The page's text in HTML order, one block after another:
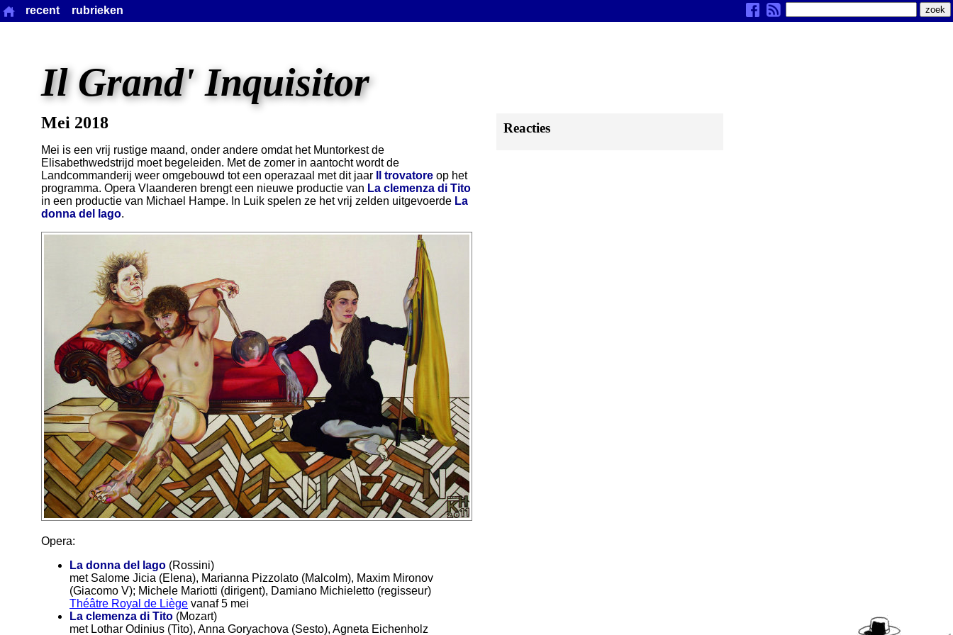
Il Grand' Inquisitor
Mei 2018
Mei is een vrij rustige maand, onder andere omdat het Muntorkest de
Elisabethwedstrijd moet begeleiden. Met de zomer in aantocht wordt de
Landcommanderij weer omgebouwd tot een operazaal met dit jaar
Il trovatore op het
programma. Opera Vlaanderen brengt een nieuwe productie van La clemenza di Tito
in een productie van Michael Hampe. In Luik spelen ze het vrij zelden uitgevoerde La
donna del lago.
Opera:
La donna del lago (Rossini)
met Salome Jicia (Elena), Marianna Pizzolato (Malcolm), Maxim Mironov
(Giacomo V); Michele Mariotti (dirigent), Damiano Michieletto (regisseur)
Théâtre Royal de Liège vanaf 5 mei
La clemenza di Tito (Mozart)
met Lothar Odinius (Tito), Anna Goryachova (Sesto), Agneta Eichenholz
Reacties
recent rubrieken